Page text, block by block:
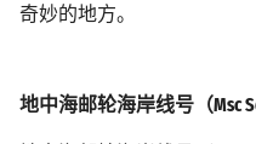
奇妙的地方。
地中海邮轮海岸线号（Msc